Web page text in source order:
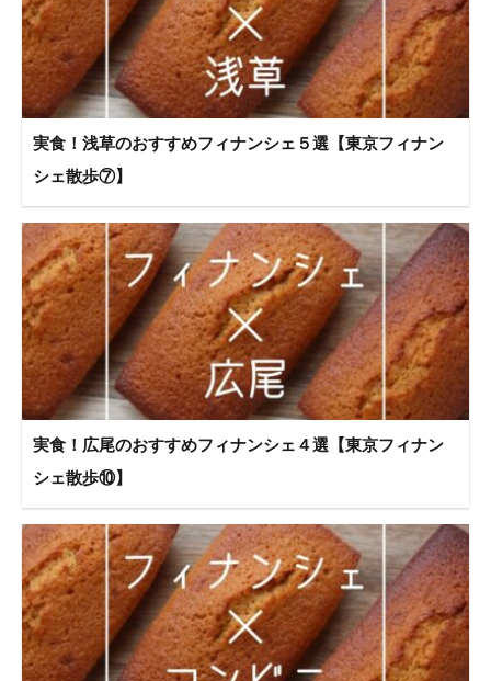
実食！浅草のおすすめフィナンシェ５選【東京フィナン
シェ散歩⑦】
実食！広尾のおすすめフィナンシェ４選【東京フィナン
シェ散歩⑩】